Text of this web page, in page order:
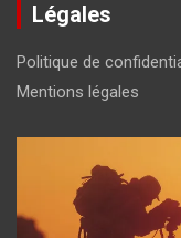
Légales
Politique de
Mentions légales